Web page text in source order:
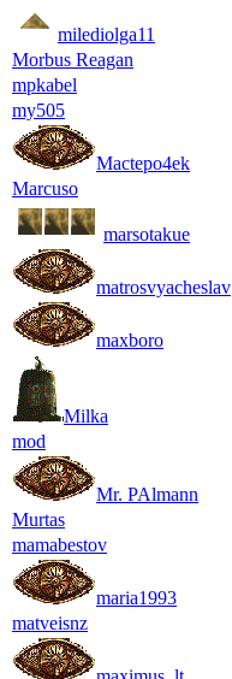
milediolga11
Morbus Reagan
mpkabel
my505
Mactepo4ek
Marcuso
marsotakue
matrosvyacheslav
maxboro
Milka
mod
Mr. PAlmann
Murtas
mamabestov
maria1993
matveisnz